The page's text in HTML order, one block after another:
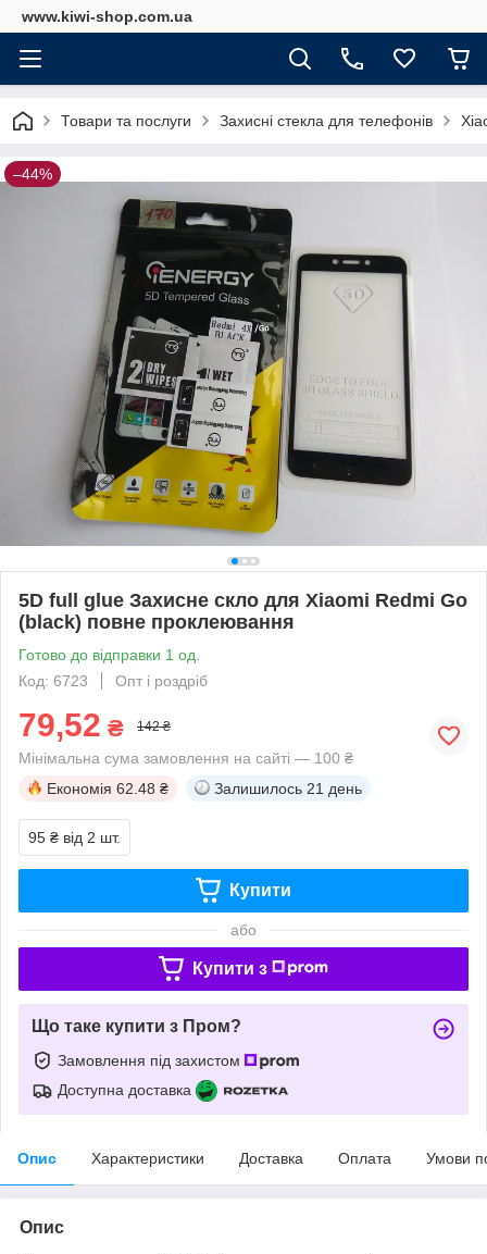
www.kiwi-shop.com.ua
Товари та послуги Захисні стекла для телефонів
–44%
5D full glue Захисне скло для Xiaomi Redmi Go
(black) повне проклеювання
Готово до відправки 1 од.
Код: 6723
Опт і роздріб
79,52 ₴ 142 ₴
Мінімальна сума замовлення на сайті — 100 ₴
Економія 62.48 ₴ Залишилось 21 день
95 ₴ від 2 шт.
Купити
або
Купити з
Що таке купити з Пром?
Замовлення під захистом
Доступна доставка
Опис Характеристики Доставка Оплата Умови
Опис